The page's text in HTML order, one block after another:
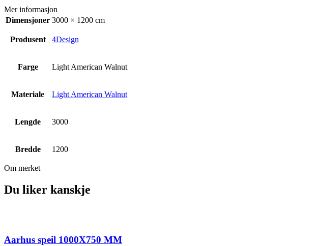
Mer informasjon
Dimensjoner 3000 × 1200 cm
Produsent 4Design
Farge Light American Walnut
Materiale Light American Walnut
Lengde 3000
Bredde 1200
Om merket
Du liker kanskje
Aarhus speil 1000X750 MM